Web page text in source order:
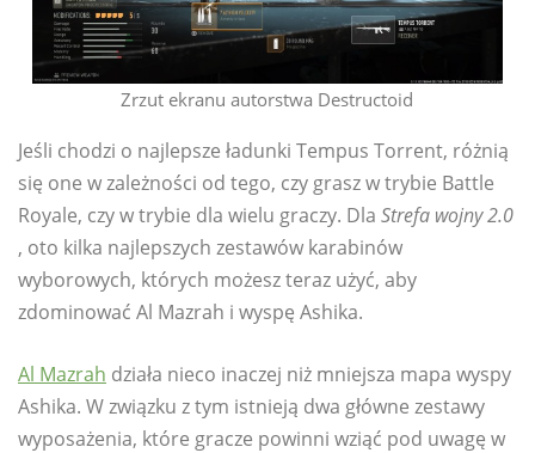
Zrzut ekranu autorstwa Destructoid
Jeśli chodzi o najlepsze ładunki Tempus Torrent, różnią
się one w zależności od tego, czy grasz w trybie Battle
Royale, czy w trybie dla wielu graczy. Dla Strefa wojny 2.0
, oto kilka najlepszych zestawów karabinów
wyborowych, których możesz teraz użyć, aby
zdominować Al Mazrah i wyspę Ashika.
Al Mazrah działa nieco inaczej niż mniejsza mapa wyspy
Ashika. W związku z tym istnieją dwa główne zestawy
wyposażenia, które gracze powinni wziąć pod uwagę w